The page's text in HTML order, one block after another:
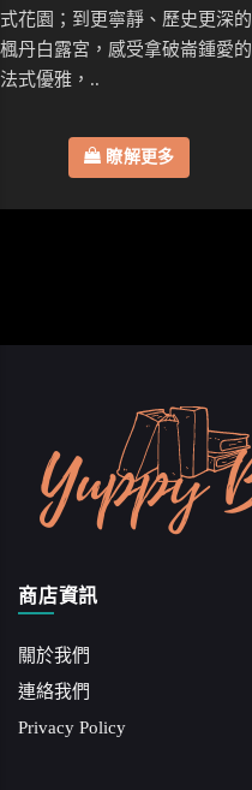
式花園；到更寧靜、歷史更深的
楓丹白露宮，感受拿破崙鍾愛的
法式優雅，..
瞭解更多
商店資訊
關於我們
連絡我們
Privacy Policy